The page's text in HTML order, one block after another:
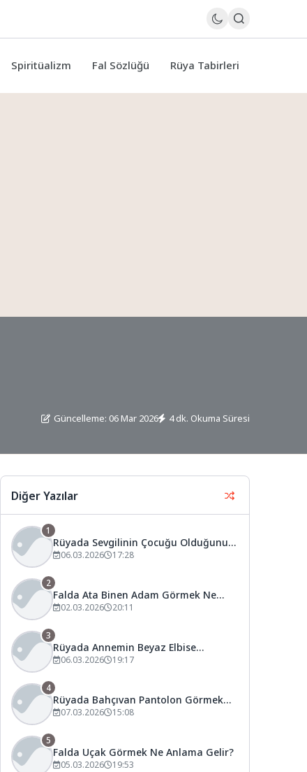
Spiritüalizm Fal Sözlüğü Rüya Tabirleri
Güncelleme: 06 Mar 2026 4 dk. Okuma Süresi
Diğer Yazılar
1
Rüyada Sevgilinin Çocuğu Olduğunu
Görmek Ne Anlama Gelir?
06.03.2026 17:28
2
Falda Ata Binen Adam Görmek Ne
Anlama Gelir?
02.03.2026 20:11
3
Rüyada Annemin Beyaz Elbise
Giydiğini Görmek Ne Anlama Gelir?
06.03.2026 19:17
4
Rüyada Bahçıvan Pantolon Görmek
Ne Anlama Gelir?
07.03.2026 15:08
5
Falda Uçak Görmek Ne Anlama Gelir?
05.03.2026 19:53